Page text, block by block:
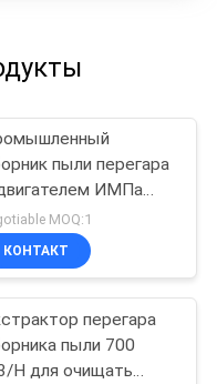
пыли перегара
ИМПа
Само-чистки назад
система и активный
углерода
MOQ:1
КОНТАКТ
перегара
пыли 700
H для очищать